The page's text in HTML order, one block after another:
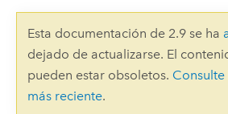
Esta documentación de 2.9 se ha
dejado de actualizarse. El
pueden estar obsoletos.
más reciente.